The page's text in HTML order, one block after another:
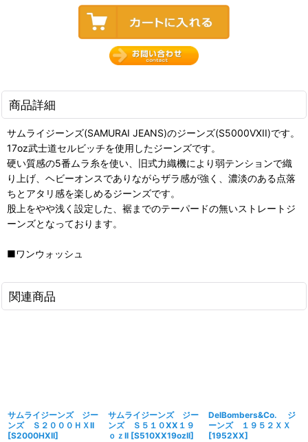
商品詳細
サムライジーンズ(SAMURAI JEANS)のジーンズ(S5000VXII)です。
17oz武士道セルビッチを使用したジーンズです。
硬い質感の5番ムラ糸を使い、旧式力織機により弱テンションで織
り上げ、ヘビーオンスでありながらザラ感が強く、濃淡のある点落
ちとアタリ感を楽しめるジーンズです。
股上をやや浅く設定した、裾までのテーパードの無いストレートジ
ーンズとなっております。
■ワンウォッシュ
関連商品
サムライジーンズ ジー
ンズ Ｓ２０００ＨＸII
[S2000HXII]
サムライジーンズ ジー
ンズ Ｓ５１０XX１９
ｏｚII [S510XX19ozII]
DelBombers&Co. ジ
ーンズ １９５２ＸＸ
[1952XX]